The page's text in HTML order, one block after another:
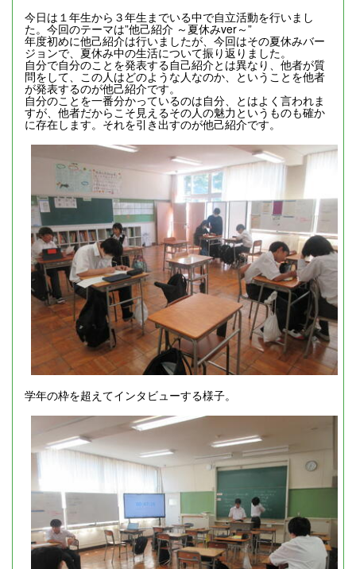
今日は１年生から３年生までいる中で自立活動を行いまし
た。今回のテーマは”他己紹介 ～夏休みver～”
年度初めに他己紹介は行いましたが、今回はその夏休みバー
ジョンで、夏休み中の生活について振り返りました。
自分で自分のことを発表する自己紹介とは異なり、他者が質
問をして、この人はどのような人なのか、ということを他者
が発表するのが他己紹介です。
自分のことを一番分かっているのは自分、とはよく言われま
すが、他者だからこそ見えるその人の魅力というものも確か
に存在します。それを引き出すのが他己紹介です。
学年の枠を超えてインタビューする様子。